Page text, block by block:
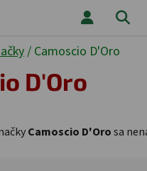
/ Camoscio D'Oro
D'Oro
Camoscio D'Orosa